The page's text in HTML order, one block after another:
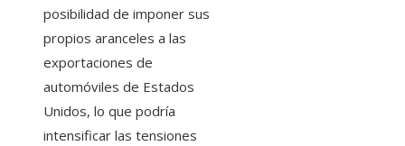
posibilidad de imponer sus
propios aranceles a las
exportaciones de
automóviles de Estados
Unidos, lo que podría
intensificar las tensiones